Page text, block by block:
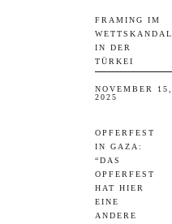
FRAMING IM
WETTSKANDAL
IN DER
TÜRKEI
NOVEMBER 15,
2025
OPFERFEST
IN GAZA:
“DAS
OPFERFEST
HAT HIER
EINE
ANDERE